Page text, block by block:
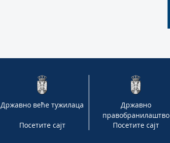
Државно веће тужилаца
Посетите сајт
Државно
правобранилаштво
Посетите сајт